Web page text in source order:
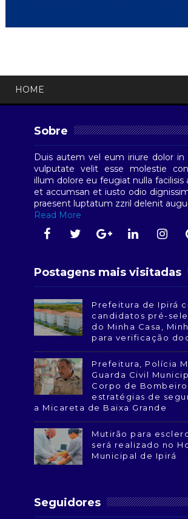
HOME
Sobre
Duis autem vel eum iriure dolor in
vulputate velit esse molestie
illum dolore eu feugiat nulla facilisis
et accumsan et iusto odio
praesent luptatum zzril delenit
Read More
Postagens mais visitadas
Prefeitura de Ipirá
candidatos pré-
do Minha Casa,
para verificação
Prefeitura, Polícia
Guarda Civil
Corpo de
estratégias de
a Micareta de Baixa Grande
Mutirão para
será realizado no
Municipal de Ipirá
Seguidores